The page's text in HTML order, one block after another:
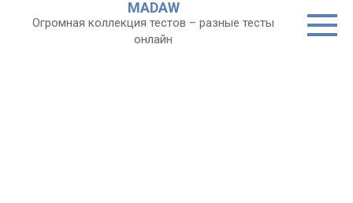
MADAW
Огромная коллекция тестов – разные тесты
онлайн